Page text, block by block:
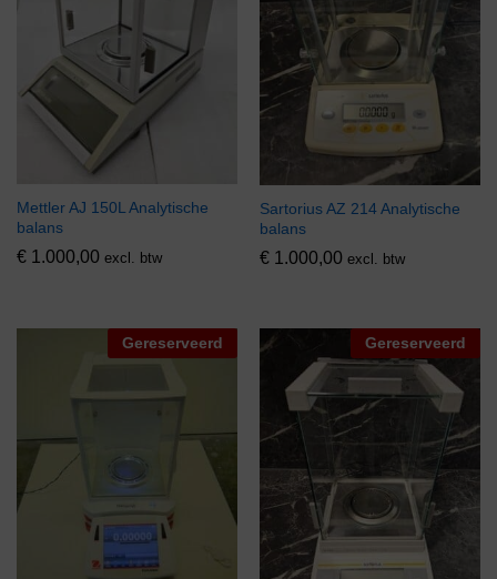
Mettler AJ 150L Analytische
balans
€ 1.000,00 excl. btw
Sartorius AZ 214 Analytische
balans
€ 1.000,00 excl. btw
Gereserveerd Gereserveerd